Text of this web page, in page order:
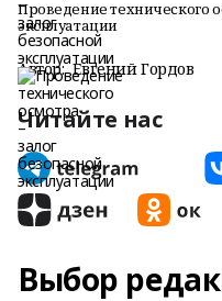
Проведение технического
эксплуатации
Автор: Евгений Гордов
Читайте нас
Выбор